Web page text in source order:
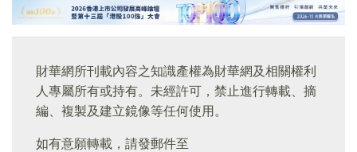
財華網所刊載內容之知識產權為財華網及相關權利
人專屬所有或持有。未經許可，禁止進行轉載、摘
編、複製及建立鏡像等任何使用。
如有意願轉載，請發郵件至